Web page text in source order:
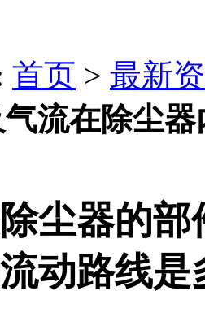
首页 > 最新
流在除尘
尘器的
动路线是